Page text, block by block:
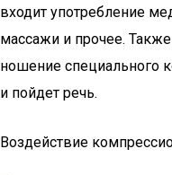
входит употребление
массажи и прочее.
ношение специального
и пойдет речь.
Воздействие